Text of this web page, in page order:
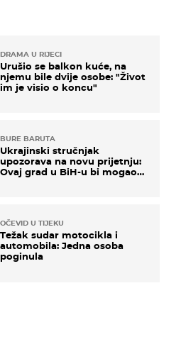
DRAMA U RIJECI
Urušio se balkon kuće, na
njemu bile dvije osobe: "Život
im je visio o koncu"
BURE BARUTA
Ukrajinski stručnjak
upozorava na novu prijetnju:
Ovaj grad u BiH-u bi mogao
OČEVID U TIJEKU
Težak sudar motocikla i
automobila: Jedna osoba
poginula